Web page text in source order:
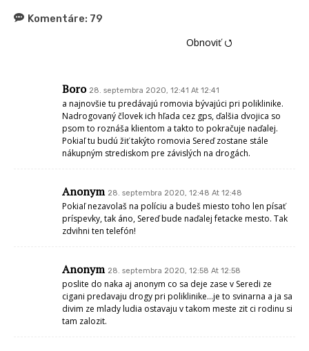
Komentáre: 79
Obnoviť ⭯
Boro 28. septembra 2020, 12:41 At 12:41
a najnovšie tu predávajú romovia bývajúci pri poliklinike.
Nadrogovaný človek ich hľada cez gps, ďalšia dvojica so
psom to roznáša klientom a takto to pokračuje naďalej.
Pokiaľ tu budú žiť takýto romovia Sereď zostane stále
nákupným strediskom pre závislých na drogách.
Anonym 28. septembra 2020, 12:48 At 12:48
Pokiaľ nezavolaš na políciu a budeš miesto toho len písať
príspevky, tak áno, Sereď bude naďalej fetacke mesto. Tak
zdvihni ten telefón!
Anonym 28. septembra 2020, 12:58 At 12:58
poslite do naka aj anonym co sa deje zase v Seredi ze
cigani predavaju drogy pri poliklinike…je to svinarna a ja sa
divim ze mlady ludia ostavaju v takom meste zit ci rodinu si
tam zalozit.